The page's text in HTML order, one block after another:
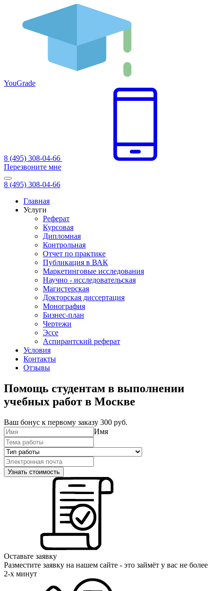
YouGrade
8 (495) 308-04-66
Перезвоните мне
8 (495) 308-04-66
Главная
Услуги
Реферат
Курсовая
Дипломная
Контрольная
Отчет по практике
Публикация в ВАК
Маркетинговые исследования
Научно - исследовательская
Магистерская
Докторская диссертация
Монография
Бизнес-план
Чертежи
Эссе
Аспирантский реферат
Условия
Контакты
Отзывы
Помощь студентам в выполнении
учебных работ в Москве
Ваш бонус к первому заказу 300 руб.
Имя
Оставьте заявку
Разместите заявку на нашем сайте - это займёт у вас не более
2-х минут